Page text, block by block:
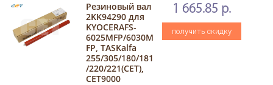
Резиновый вал
2KK94290 для
KYOCERAFS-
6025MFP/6030M
FP, TASKalfa
255/305/180/181
/220/221(CET),
CET9000
1 665.85 р.
получить скидку